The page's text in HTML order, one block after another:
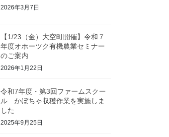
2026年3月7日
【1/23（金）大空町開催】令和７
年度オホーツク有機農業セミナー
のご案内
2026年1月22日
令和7年度・第3回ファームスクー
ル かぼちゃ収穫作業を実施しま
した
2025年9月25日